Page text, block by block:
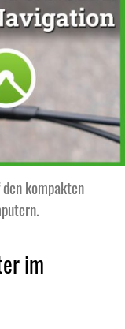
kompakten
im